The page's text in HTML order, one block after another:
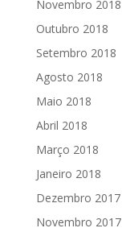
Novembro 2018
Outubro 2018
Setembro 2018
Agosto 2018
Maio 2018
Abril 2018
Março 2018
Janeiro 2018
Dezembro 2017
Novembro 2017